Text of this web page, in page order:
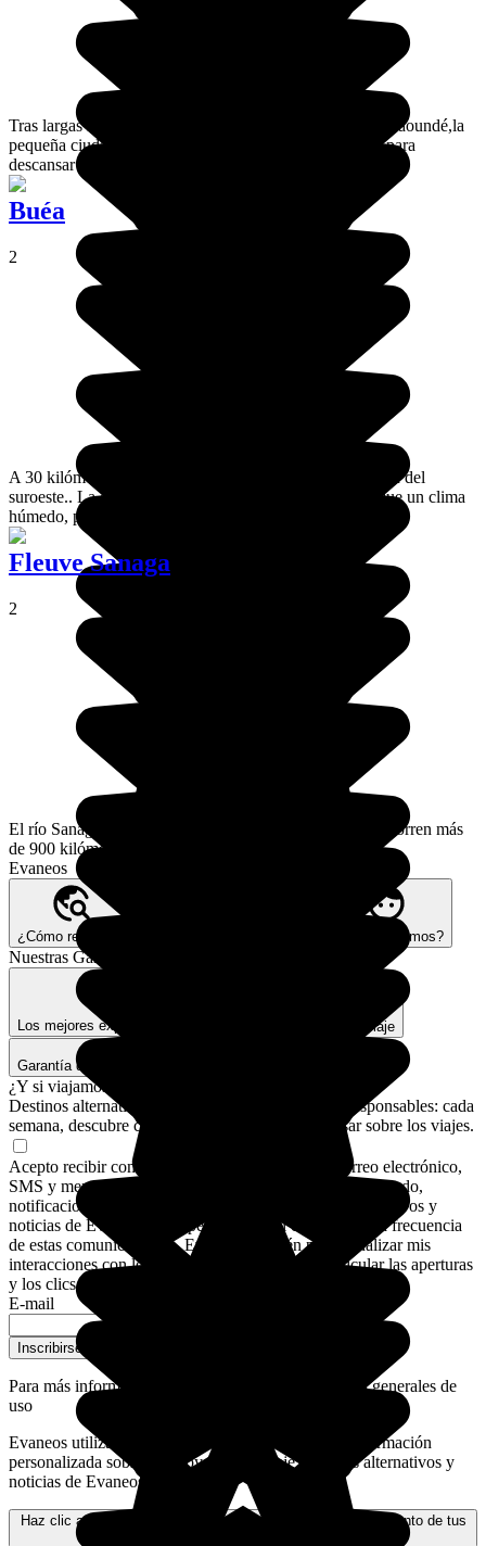
Tras largas horas de tren y de carretera desde la capital, Yaoundé,la
pequeña ciudad de Ngaoundal supone un lugar idóneo para
descansar un poco, en un marco muy típico y auténtico.
Buéa
2
A 30 kilómetros de Limbe, Buea es la capital de la región del
suroeste.. La ciudad no ofrece nada más emocionante que un clima
húmedo, propicio para el cultivo de té.
Fleuve Sanaga
2
El río Sanaga es el más largo de Camerún. Sus aguas recorren más
de 900 kilómetros.
Evaneos
¿Cómo reservar? ¿Quiénes somos?
Nuestras Garantías
Los mejores expertos y expertas locales Seguros de viaje
Garantía de pago seguro
¿Y si viajamos de verdad?
Destinos alternativos, rincones secretos, consejos responsables: cada
semana, descubre cómo cambiar tu forma de pensar sobre los viajes.
Acepto recibir comunicaciones de Evaneos por correo electrónico,
SMS y mensaje de WhatsApp: asesoramiento personalizado,
notificaciones sobre mis planes de viaje, destinos alternativos y
noticias de Evaneos. Para personalizar el contenido y la frecuencia
de estas comunicaciones, Evaneos también podrá analizar mis
interacciones con los correos electrónicos, en particular las aperturas
y los clics.
E-mail
Inscribirse a la newsletter
Para más información,
consulta nuestras condiciones generales de
uso
Evaneos utiliza tus datos personales para enviarte información
personalizada sobre tus proyectos de viaje, destinos alternativos y
noticias de Evaneos.
Haz clic aquí para obtener más información sobre el tratamiento de tus